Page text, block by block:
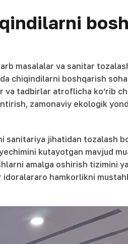
masalalar va sanitar
chiqindilarni boshqarish
tadbirlar atroflicha ko‘rib
zamonaviy ekologik
jihatidan tozalash
kutayotgan mavjud
amalga oshirish tizimini
hamkorlikni